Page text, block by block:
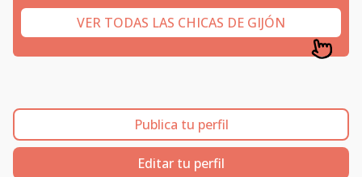
VER TODAS LAS CHICAS DE GIJÓN
Publica tu perfil
Editar tu perfil